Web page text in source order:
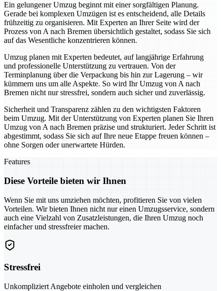
Ein gelungener Umzug beginnt mit einer sorgfältigen Planung.
Gerade bei komplexen Umzügen ist es entscheidend, alle Details
frühzeitig zu organisieren. Mit Experten an Ihrer Seite wird der
Prozess von A nach Bremen übersichtlich gestaltet, sodass Sie sich
auf das Wesentliche konzentrieren können.
Umzug planen mit Experten bedeutet, auf langjährige Erfahrung
und professionelle Unterstützung zu vertrauen. Von der
Terminplanung über die Verpackung bis hin zur Lagerung – wir
kümmern uns um alle Aspekte. So wird Ihr Umzug von A nach
Bremen nicht nur stressfrei, sondern auch sicher und zuverlässig.
Sicherheit und Transparenz zählen zu den wichtigsten Faktoren
beim Umzug. Mit der Unterstützung von Experten planen Sie Ihren
Umzug von A nach Bremen präzise und strukturiert. Jeder Schritt ist
abgestimmt, sodass Sie sich auf Ihre neue Etappe freuen können –
ohne Sorgen oder unerwartete Hürden.
Features
Diese Vorteile bieten wir Ihnen
Wenn Sie mit uns umziehen möchten, profitieren Sie von vielen
Vorteilen. Wir bieten Ihnen nicht nur einen Umzugsservice, sondern
auch eine Vielzahl von Zusatzleistungen, die Ihren Umzug noch
einfacher und stressfreier machen.
Stressfrei
Unkompliziert Angebote einholen und vergleichen